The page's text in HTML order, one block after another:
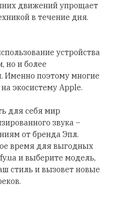
движений упрощает
в течение дня.
устройства
но и более
Именно поэтому многие
экосистему Apple.
для себя мир
звука –
от бренда Эпл.
время для выгодных
и выберите модель,
стиль и вызовет новые